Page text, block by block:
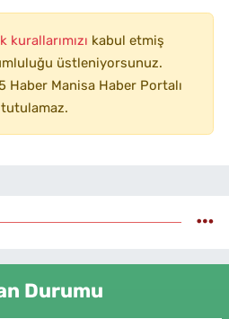
kurallarımızı kabul etmiş
üstleniyorsunuz.
Haber Manisa Haber Portalı
Durumu